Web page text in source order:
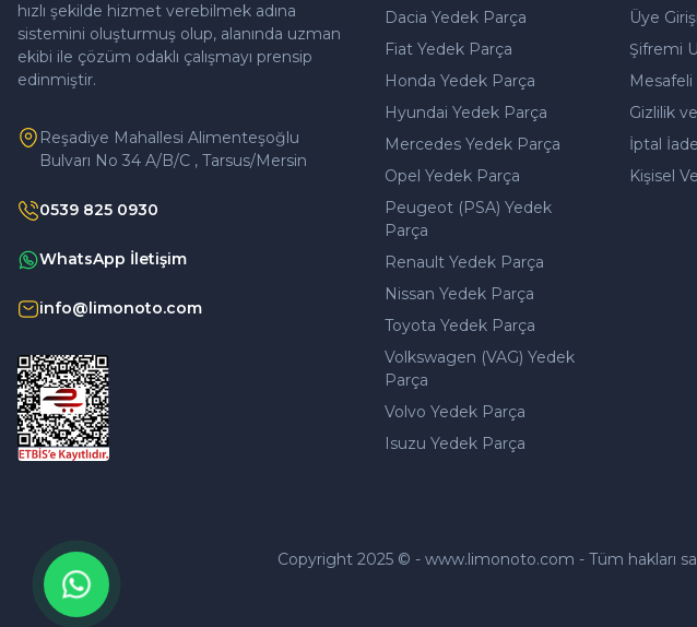
hızlı şekilde hizmet verebilmek adına
sistemini oluşturmuş olup, alanında uzman
ekibi ile çözüm odaklı çalışmayı prensip
edinmiştir.
Reşadiye Mahallesi Alimenteşoğlu
Bulvarı No 34 A/B/C , Tarsus/Mersin
0539 825 0930
WhatsApp İletişim
info@limonoto.com
Dacia Yedek Parça
Fiat Yedek Parça
Honda Yedek Parça
Hyundai Yedek Parça
Mercedes Yedek Parça
Opel Yedek Parça
Peugeot (PSA) Yedek
Parça
Renault Yedek Parça
Nissan Yedek Parça
Toyota Yedek Parça
Volkswagen (VAG) Yedek
Parça
Volvo Yedek Parça
Isuzu Yedek Parça
Üye Girişi
Şifremi
Mesafeli
Gizlilik
İptal
Kişisel
Copyright 2025 © - www.limonoto.com - Tüm hakları